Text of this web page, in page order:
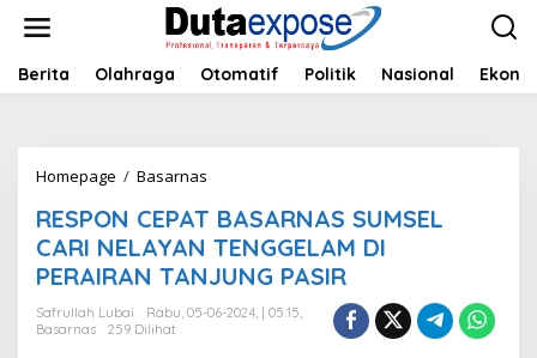
t
Berita Olahraga Otomatif Politik Nasional
Homepage / Basarnas
S
P
N
C
RESPON CEPAT BASARNAS SUMSEL
CARI NELAYAN TENGGELAM DI
PERAIRAN TANJUNG PASIR
Safrullah Lubai
Rabu, 05-06-2024, | 05:15,
Basarnas
259 Dilihat